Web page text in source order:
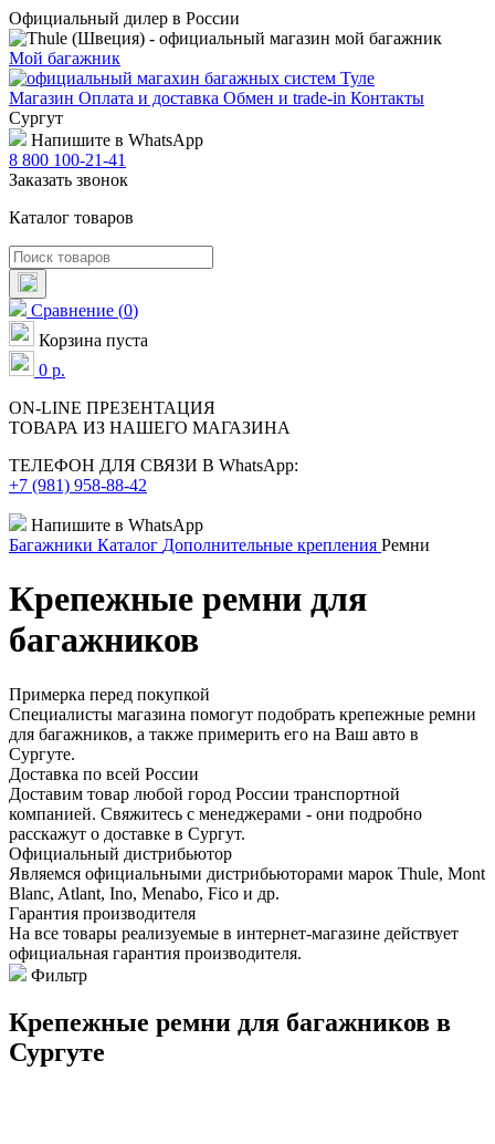
Официальный дилер в России
Мой багажник
Магазин Оплата и доставка Обмен и trade-in Контакты
Сургут
Напишите в WhatsApp
8 800 100-21-41
Заказать звонок
Каталог товаров
Сравнение (0)
Корзина пуста
0 р.
ON-LINE ПРЕЗЕНТАЦИЯ
ТОВАРА ИЗ НАШЕГО МАГАЗИНА
ТЕЛЕФОН ДЛЯ СВЯЗИ В WhatsApp:
+7 (981) 958-88-42
Напишите в WhatsApp
Багажники Каталог Дополнительные крепления Ремни
Крепежные ремни для
багажников
Примерка перед покупкой
Специалисты магазина помогут подобрать крепежные ремни
для багажников, а также примерить его на Ваш авто в
Сургуте.
Доставка по всей России
Доставим товар любой город России транспортной
компанией. Свяжитесь с менеджерами - они подробно
расскажут о доставке в Сургут.
Официальный дистрибьютор
Являемся официальными дистрибьюторами марок Thule, Mont
Blanc, Atlant, Ino, Menabo, Fico и др.
Гарантия производителя
На все товары реализуемые в интернет-магазине действует
официальная гарантия производителя.
Фильтр
Крепежные ремни для багажников в
Сургуте